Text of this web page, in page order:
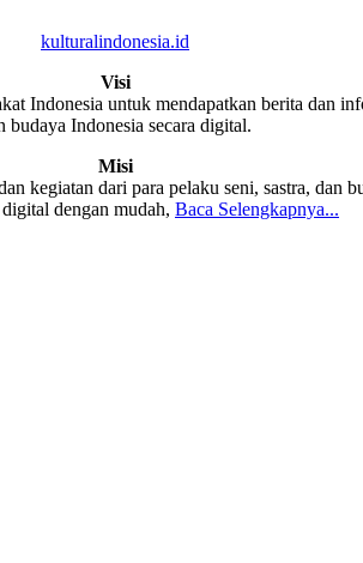
kulturalindonesia.id
Visi
Indonesia untuk mendapatkan berita dan
budaya Indonesia secara digital.
Misi
kegiatan dari para pelaku seni, sastra, dan
digital dengan mudah, Baca Selengkapnya...